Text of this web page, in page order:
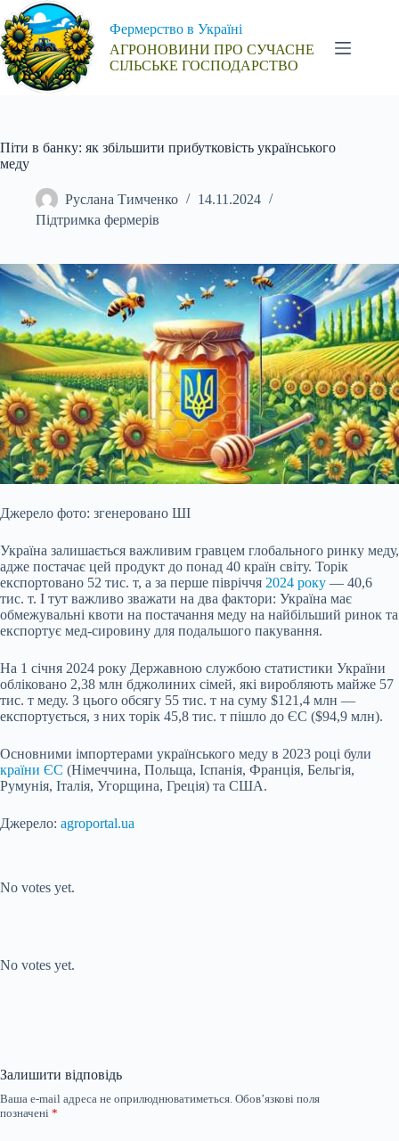
Перейти
до
вмісту
Фермерство в Україні
АГРОНОВИНИ ПРО СУЧАСНЕ
СІЛЬСЬКЕ ГОСПОДАРСТВО
Піти в банку: як збільшити прибутковість українського
меду
Руслана Тимченко
14.11.2024
Підтримка фермерів
Джерело фото: згенеровано ШІ
Україна залишається важливим гравцем глобального ринку меду,
адже постачає цей продукт до понад 40 країн світу. Торік
експортовано 52 тис. т, а за перше півріччя 2024 року — 40,6
тис. т. І тут важливо зважати на два фактори: Україна має
обмежувальні квоти на постачання меду на найбільший ринок та
експортує мед-сировину для подальшого пакування.
На 1 січня 2024 року Державною службою статистики України
обліковано 2,38 млн бджолиних сімей, які виробляють майже 57
тис. т меду. З цього обсягу 55 тис. т на суму $121,4 млн —
експортується, з них торік 45,8 тис. т пішло до ЄС ($94,9 млн).
Основними імпортерами українського меду в 2023 році були
країни ЄС (Німеччина, Польща, Іспанія, Франція, Бельгія,
Румунія, Італія, Угорщина, Греція) та США.
Джерело: agroportal.ua
No votes yet.
No votes yet.
Залишити відповідь
Ваша e-mail адреса не оприлюднюватиметься. Обов’язкові поля
позначені *